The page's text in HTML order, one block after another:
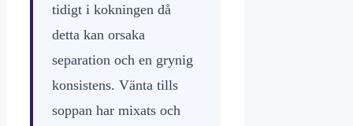
tidigt i kokningen då
detta kan orsaka
separation och en grynig
konsistens. Vänta tills
soppan har mixats och